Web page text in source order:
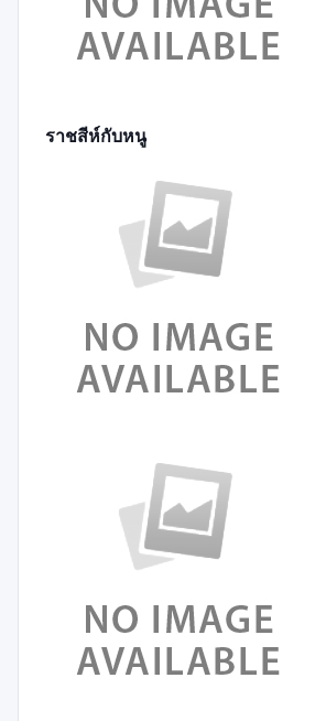
ราชสีห์กับหนู